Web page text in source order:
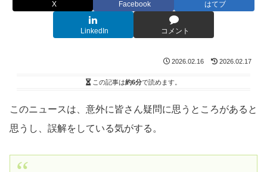
X Facebook はてブ
LinkedIn コメント
2026.02.16 2026.02.17
この記事は約6分で読めます。
このニュースは、意外に皆さん疑問に思うところがあると
思うし、誤解をしている気がする。